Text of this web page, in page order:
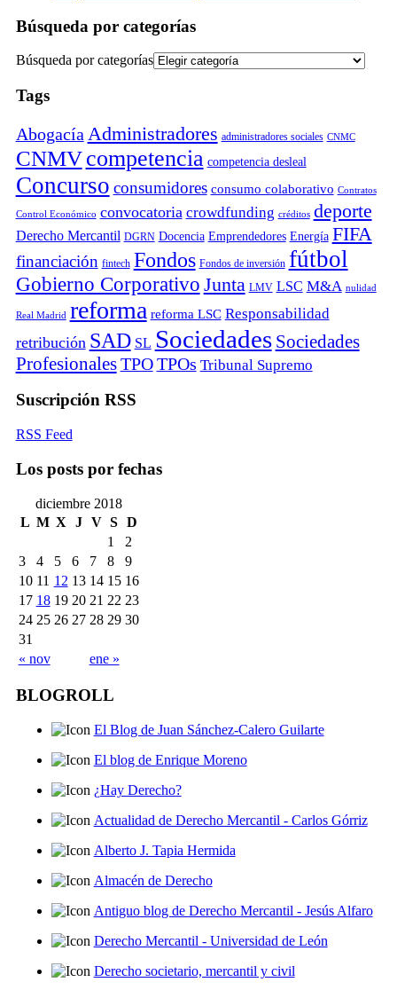
Búsqueda por categorías
Búsqueda por categorías
Tags
Abogacía Administradores administradores sociales CNMC
CNMV competencia competencia desleal
Concurso consumidores consumo colaborativo Contratos
Control Económico convocatoria crowdfunding créditos deporte
Derecho Mercantil DGRN Docencia Emprendedores Energía FIFA
financiación fintech Fondos Fondos de inversión fútbol
Gobierno Corporativo Junta LMV LSC M&A nulidad
Real Madrid reforma reforma LSC Responsabilidad
retribución SAD SL Sociedades Sociedades
Profesionales TPO TPOs Tribunal Supremo
Suscripción RSS
RSS Feed
Los posts por fechas
diciembre 2018
L M X J V S D
« nov ene »
1
2
3
4 5 6 7 8
9
10 11 12 13 14 15 16
17 18 19 20 21 22 23
24 25 26 27 28 29 30
31
BLOGROLL
El Blog de Juan Sánchez-Calero Guilarte
El blog de Enrique Moreno
¿Hay Derecho?
Actualidad de Derecho Mercantil - Carlos Górriz
Alberto J. Tapia Hermida
Almacén de Derecho
Antiguo blog de Derecho Mercantil - Jesús Alfaro
Derecho Mercantil - Universidad de León
Derecho societario, mercantil y civil